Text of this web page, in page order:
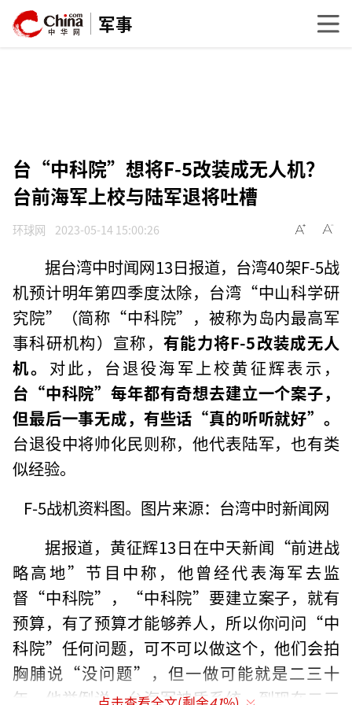
军事
台“中科院”想将F-5改装成无人机？
台前海军上校与陆军退将吐槽
环球网 2023-05-14 15:00:26
据台湾中时闻网13日报道，台湾40架F-5战
机预计明年第四季度汰除，台湾“中山科学研
究院”（简称“中科院”，被称为岛内最高军
事科研机构）宣称， 有能力将F-5改装成无人
机。 对此，台退役海军上校黄征辉表示，
台“中科院”每年都有奇想去建立一个案子，
但最后一事无成，有些话“真的听听就好”。
台退役中将帅化民则称，他代表陆军，也有类
似经验。
F-5战机资料图。图片来源：台湾中时新闻网
据报道，黄征辉13日在中天新闻“前进战
略高地”节目中称，他曾经代表海军去监
督“中科院”，“中科院”要建立案子，就有
预算，有了预算才能够养人，所以你问问“中
科院”任何问题，可不可以做这个，他们会拍
胸脯说“没问题”，但一做可能就是二三十
年。他举例说，台海军神盾系统，到现在二三